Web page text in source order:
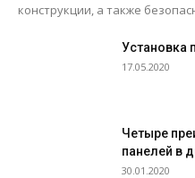
конструкции, а также
Установка
17.05.2020
Четыре
панелей в
30.01.2020